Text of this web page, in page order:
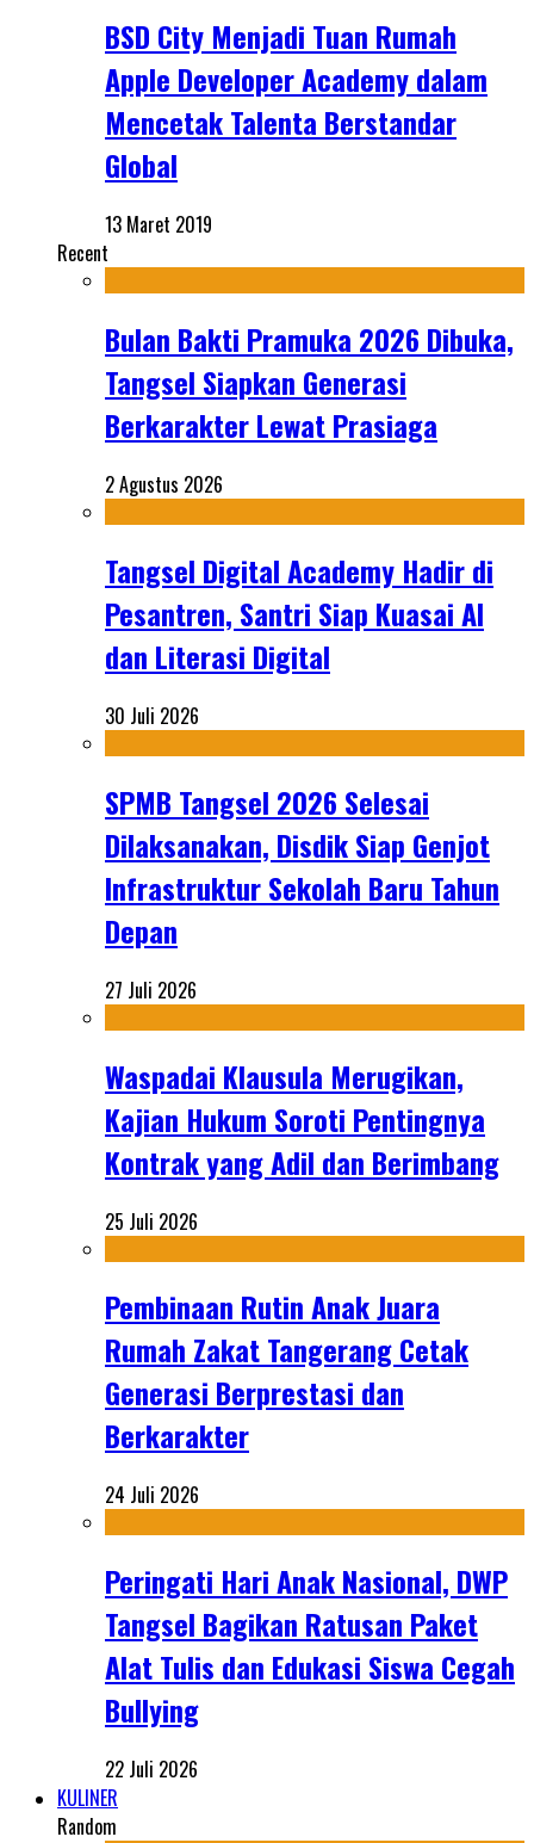
BSD City Menjadi Tuan Rumah
Apple Developer Academy dalam
Mencetak Talenta Berstandar
Global
13 Maret 2019
Recent
Bulan Bakti Pramuka 2026 Dibuka,
Tangsel Siapkan Generasi
Berkarakter Lewat Prasiaga
2 Agustus 2026
Tangsel Digital Academy Hadir di
Pesantren, Santri Siap Kuasai AI
dan Literasi Digital
30 Juli 2026
SPMB Tangsel 2026 Selesai
Dilaksanakan, Disdik Siap Genjot
Infrastruktur Sekolah Baru Tahun
Depan
27 Juli 2026
Waspadai Klausula Merugikan,
Kajian Hukum Soroti Pentingnya
Kontrak yang Adil dan Berimbang
25 Juli 2026
Pembinaan Rutin Anak Juara
Rumah Zakat Tangerang Cetak
Generasi Berprestasi dan
Berkarakter
24 Juli 2026
Peringati Hari Anak Nasional, DWP
Tangsel Bagikan Ratusan Paket
Alat Tulis dan Edukasi Siswa Cegah
Bullying
22 Juli 2026
KULINER
Random